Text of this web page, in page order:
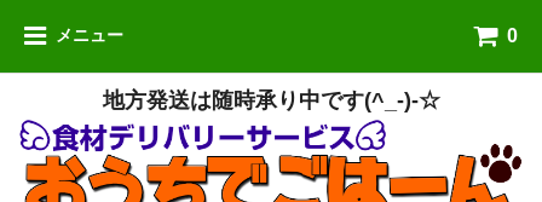
メニュー 0
地方発送は随時承り中です(^_-)-☆